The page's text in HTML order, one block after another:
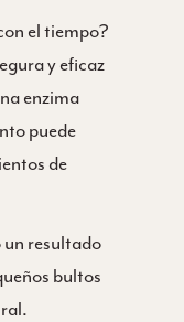
el tiempo?
y eficaz
enzima
puede
de
un resultado
bultos